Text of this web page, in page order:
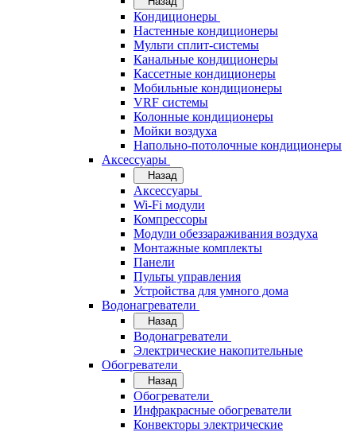
Кондиционеры
Настенные кондиционеры
Мульти сплит-системы
Канальные кондиционеры
Кассетные кондиционеры
Мобильные кондиционеры
VRF системы
Колонные кондиционеры
Мойки воздуха
Напольно-потолочные кондиционеры
Аксессуары
Назад
Аксессуары
Wi-Fi модули
Компрессоры
Модули обеззараживания воздуха
Монтажные комплекты
Панели
Пульты управления
Устройства для умного дома
Водонагреватели
Назад
Водонагреватели
Электрические накопительные
Обогреватели
Назад
Обогреватели
Инфракрасные обогреватели
Конвекторы электрические